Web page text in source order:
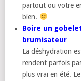
partout ou votre
bien.
Boire un
brumisateur
La déshydration
rendent parfois
plus vrai en été.